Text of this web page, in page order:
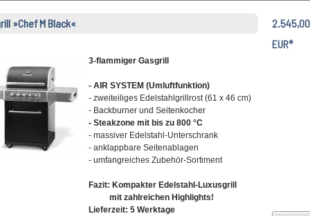
»Chef M Black«
2.545,00
EUR*
3-flammiger Gasgrill
- AIR SYSTEM (Umluftfunktion)
- zweiteiliges Edelstahlgrillrost (61 x 46 cm)
- Backburner und Seitenkocher
- Steakzone mit bis zu 800 °C
- massiver Edelstahl-Unterschrank
- anklappbare Seitenablagen
- umfangreiches Zubehör-Sortiment
Fazit: Kompakter Edelstahl-Luxusgrill
mit zahlreichen Highlights!
Lieferzeit: 5 Werktage